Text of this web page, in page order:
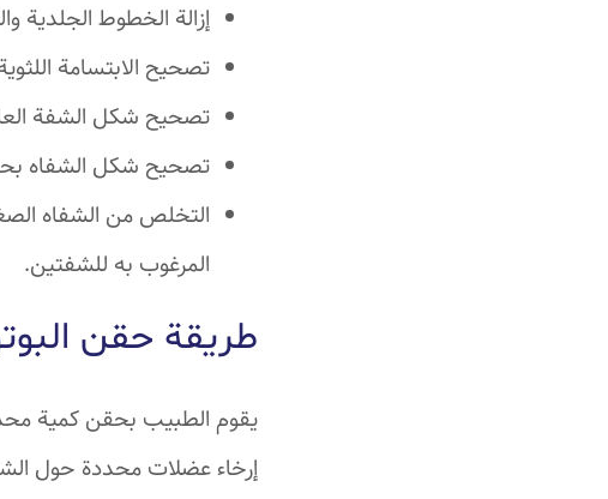
إزالة الخطوط الجلدية
تصحيح الابتسامة
تصحيح شكل الشفة
تصحيح شكل الشفاه
التخلص من الشفاه
المرغوب به للشفتين.
طريقة حقن
يقوم الطبيب بحقن كمية
إرخاء عضلات محددة حول